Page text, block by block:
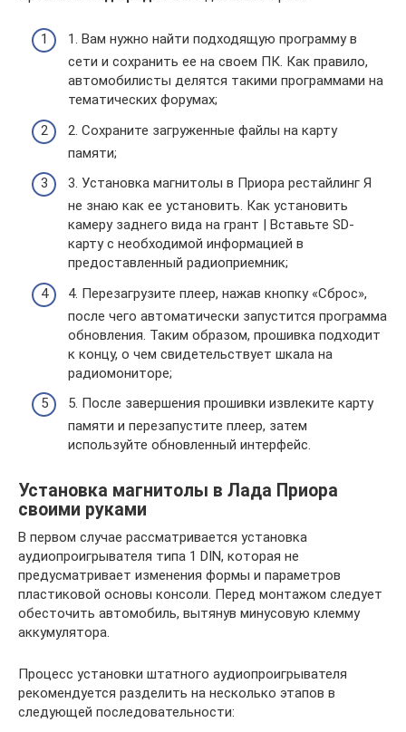
1. Вам нужно найти подходящую программу в
сети и сохранить ее на своем ПК. Как правило,
автомобилисты делятся такими программами на
тематических форумах;
2. Сохраните загруженные файлы на карту
памяти;
3. Установка магнитолы в Приора рестайлинг Я
не знаю как ее установить. Как установить
камеру заднего вида на грант | Вставьте SD-
карту с необходимой информацией в
предоставленный радиоприемник;
4. Перезагрузите плеер, нажав кнопку «Сброс»,
после чего автоматически запустится программа
обновления. Таким образом, прошивка подходит
к концу, о чем свидетельствует шкала на
радиомониторе;
5. После завершения прошивки извлеките карту
памяти и перезапустите плеер, затем
используйте обновленный интерфейс.
Установка магнитолы в Лада Приора
своими руками
В первом случае рассматривается установка
аудиопроигрывателя типа 1 DIN, которая не
предусматривает изменения формы и параметров
пластиковой основы консоли. Перед монтажом следует
обесточить автомобиль, вытянув минусовую клемму
аккумулятора.
Процесс установки штатного аудиопроигрывателя
рекомендуется разделить на несколько этапов в
следующей последовательности: